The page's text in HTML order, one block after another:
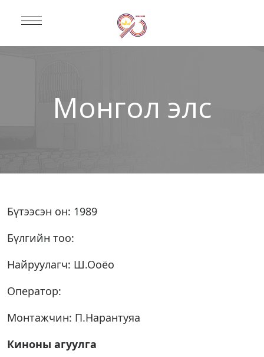
Монгол элс
Бүтээсэн он: 1989
Бүлгийн тоо:
Найруулагч: Ш.Ооёо
Оператор:
Монтажчин: П.Нарантуяа
Киноны агуулга